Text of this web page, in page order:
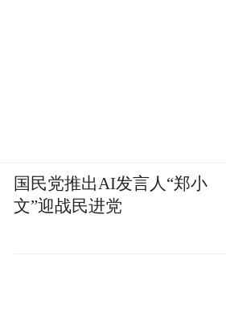
国民党推出AI发言人“郑小
文”迎战民进党